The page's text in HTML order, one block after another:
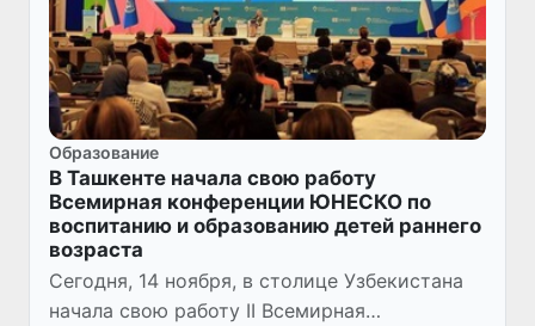
Образование
В Ташкенте начала свою работу
Всемирная конференции ЮНЕСКО по
воспитанию и образованию детей раннего
возраста
Сегодня, 14 ноября, в столице Узбекистана
начала свою работу II Всемирная